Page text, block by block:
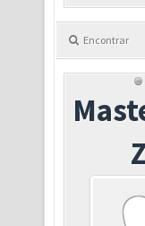
Encontrar
Z